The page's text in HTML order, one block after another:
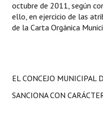
octubre de 2011, según
ello, en ejercicio de las
de la Carta Orgánica
EL CONCEJO MUNICIPAL
SANCIONA CON